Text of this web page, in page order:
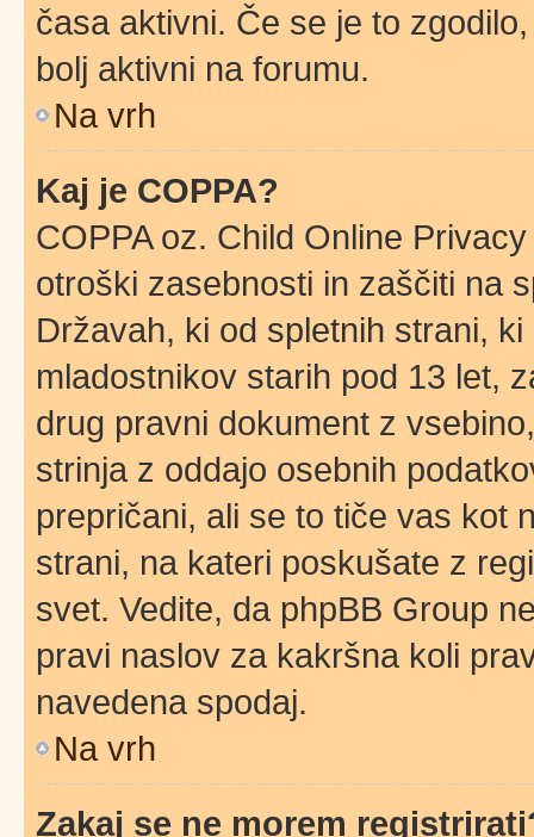
časa aktivni. Če se je to
bolj aktivni na forumu.
Na vrh
Kaj je COPPA?
COPPA oz. Child Online
otroški zasebnosti in zaščiti na
Državah, ki od spletnih strani,
mladostnikov starih pod 13 let,
drug pravni dokument z
strinja z oddajo osebnih
prepričani, ali se to tiče vas kot
strani, na kateri poskušate z
svet. Vedite, da phpBB Group
pravi naslov za kakršna koli
navedena spodaj.
Na vrh
Zakaj se ne morem